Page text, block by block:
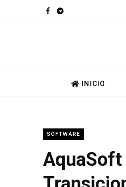
F
o
k
T
a
m
INICIO
SOFTWARE